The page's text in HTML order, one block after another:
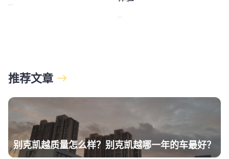
...
...
推荐文章
别克凯越质量怎么样？别克凯越哪一年的车最好？